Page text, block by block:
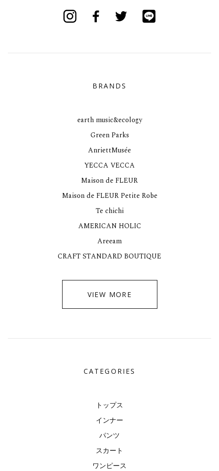
BRANDS
earth music&ecology
Green Parks
AnriettMusée
YECCA VECCA
Maison de FLEUR
Maison de FLEUR Petite Robe
Te chichi
AMERICAN HOLIC
Areeam
CRAFT STANDARD BOUTIQUE
VIEW MORE
CATEGORIES
トップス
インナー
パンツ
スカート
ワンピース